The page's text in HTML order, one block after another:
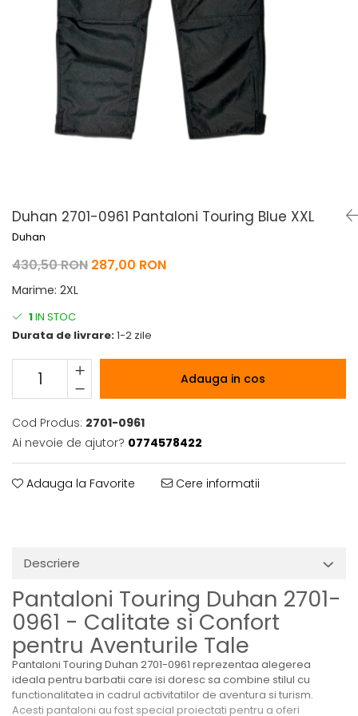
Pelerine de ploaie
Protectii
Rucsac/Borseta
Tricou / Geci / Termic
Roti/Accesorii
Ambreiaj
Evacuare
Cabluri si Conducte
Uleiuri si Lubrifianti
Duhan 2701-0961 Pantaloni Touring Blue XXL
Duhan
430,50 RON 287,00 RON
Marime: 2XL
1IN STOC
Durata de livrare:1-2 zile
Adauga in cos
Cod Produs: 2701-0961
Ai nevoie de ajutor? 0774578422
Adauga la Favorite Cere informatii
Descriere
Pantaloni Touring Duhan 2701-
0961 - Calitate si Confort
pentru Aventurile Tale
Pantaloni Touring Duhan 2701-0961 reprezentaa alegerea
ideala pentru barbatii care isi doresc sa combine stilul cu
functionalitatea in cadrul activitatilor de aventura si turism.
Acesti pantaloni au fost special proiectati pentru a oferi